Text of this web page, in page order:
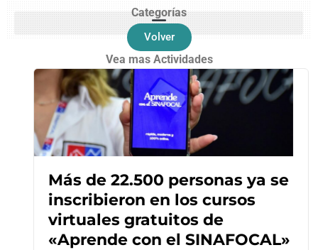
Categorías
Volver
Vea mas Actividades
Más de 22.500 personas ya se
inscribieron en los cursos
virtuales gratuitos de
«Aprende con el SINAFOCAL»